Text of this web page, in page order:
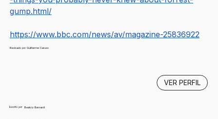
gump.html/
https://www.bbc.com/news/av/magazine-25836922
Revisado por Guilherme Caruso
Escrito por Beatriz Bernardi
VER PERFIL